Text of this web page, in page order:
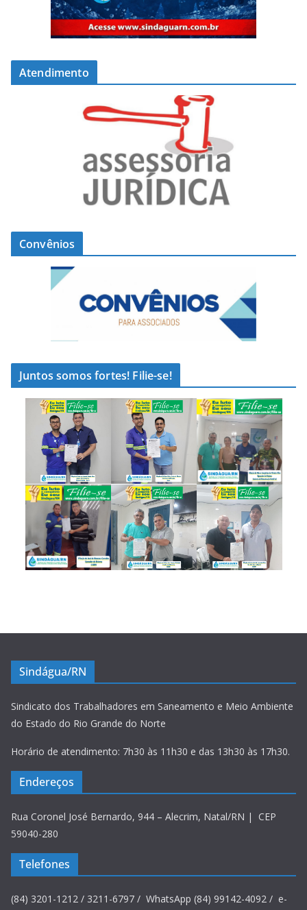
Atendimento
Convênios
Juntos somos fortes! Filie-se!
Sindágua/RN
Sindicato dos Trabalhadores em Saneamento e Meio Ambiente
do Estado do Rio Grande do Norte
Horário de atendimento: 7h30 às 11h30 e das 13h30 às 17h30.
Endereços
Rua Coronel José Bernardo, 944 – Alecrim, Natal/RN | CEP
59040-280
Telefones
(84) 3201-1212 / 3211-6797 / WhatsApp (84) 99142-4092 / e-